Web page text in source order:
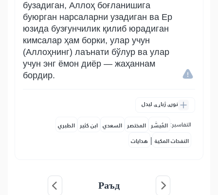
бузадиган, Аллоҳ боғланишига
буюрган нарсаларни узадиган ва Ер
юзида бузғунчилик қилиб юрадиган
кимсалар ҳам борки, улар учун
(Аллоҳнинг) лаънати бўлур ва улар
учун энг ёмон диёр — жаҳаннам
бордир.
نورې ژباړې لیدل
التفاسير: المُيسَّر المختصر السعدي ابن كثير الطبري
النفحات المكية | هدايات
Раъд